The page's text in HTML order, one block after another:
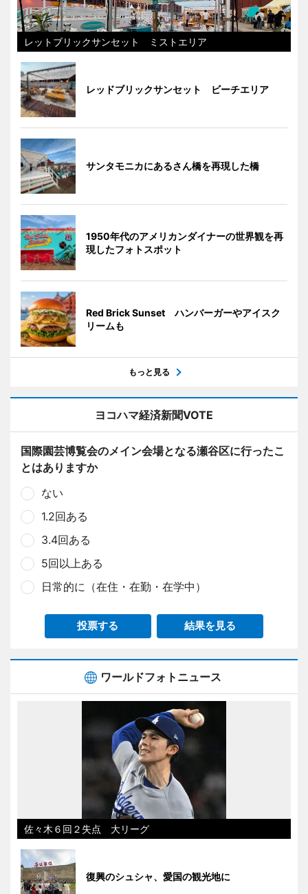
レットブリックサンセット ミストエリア
レッドブリックサンセット ビーチエリア
サンタモニカにあるさん橋を再現した橋
1950年代のアメリカンダイナーの世界観を再
現したフォトスポット
Red Brick Sunset ハンバーガーやアイスク
リームも
もっと見る
ヨコハマ経済新聞VOTE
国際園芸博覧会のメイン会場となる瀬谷区に行ったこ
とはありますか
ない
1.2回ある
3.4回ある
5回以上ある
日常的に（在住・在勤・在学中）
投票する 結果を見る
ワールドフォトニュース
佐々木６回２失点 大リーグ
復興のシュシャ、愛国の観光地に